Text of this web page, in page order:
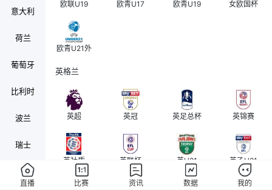
意大利
荷兰
葡萄牙
比利时
波兰
瑞士
奥地利
欧联U19 欧青U17 欧青U19 女欧国杯
欧青U21外
英格兰
英超 英冠 英足总杯 英锦赛
英社盾 英联杯 英U21 英乙U21
直播 比赛 资讯 数据 我的